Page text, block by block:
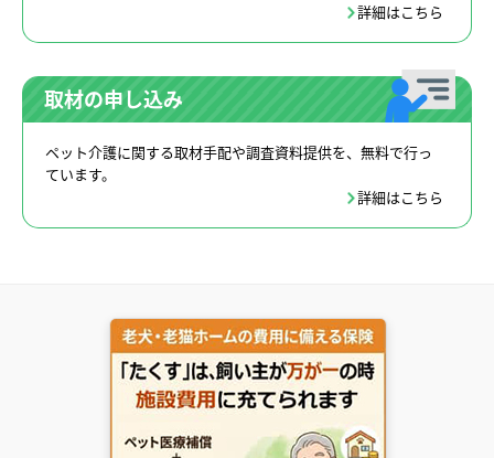
詳細はこちら
取材の申し込み
ペット介護に関する取材手配や調査資料提供を、無料で行っ
ています。
詳細はこちら